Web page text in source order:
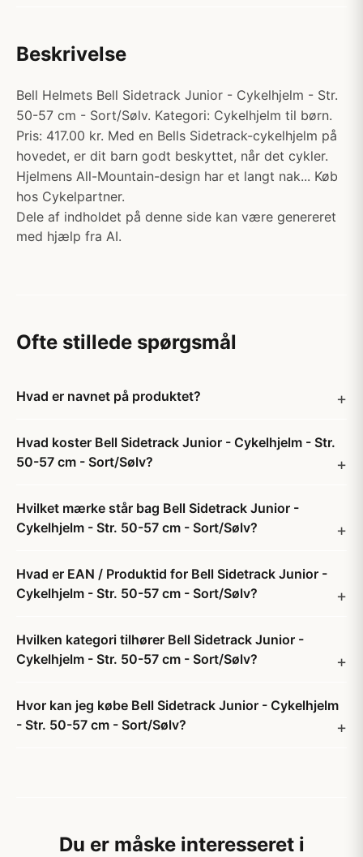
Beskrivelse
Bell Helmets Bell Sidetrack Junior - Cykelhjelm - Str.
50-57 cm - Sort/Sølv. Kategori: Cykelhjelm til børn.
Pris: 417.00 kr. Med en Bells Sidetrack-cykelhjelm på
hovedet, er dit barn godt beskyttet, når det cykler.
Hjelmens All-Mountain-design har et langt nak... Køb
hos Cykelpartner.
Dele af indholdet på denne side kan være genereret
med hjælp fra AI.
Ofte stillede spørgsmål
Hvad er navnet på produktet?
Hvad koster Bell Sidetrack Junior - Cykelhjelm - Str.
50-57 cm - Sort/Sølv?
Hvilket mærke står bag Bell Sidetrack Junior -
Cykelhjelm - Str. 50-57 cm - Sort/Sølv?
Hvad er EAN / Produktid for Bell Sidetrack Junior -
Cykelhjelm - Str. 50-57 cm - Sort/Sølv?
Hvilken kategori tilhører Bell Sidetrack Junior -
Cykelhjelm - Str. 50-57 cm - Sort/Sølv?
Hvor kan jeg købe Bell Sidetrack Junior - Cykelhjelm
- Str. 50-57 cm - Sort/Sølv?
Du er måske interesseret i